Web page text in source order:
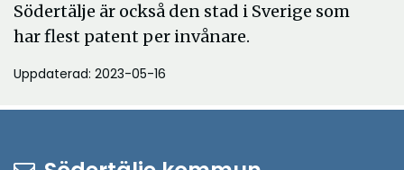
Södertälje är också den stad i Sverige som
har flest patent per invånare.
Uppdaterad: 2023-05-16